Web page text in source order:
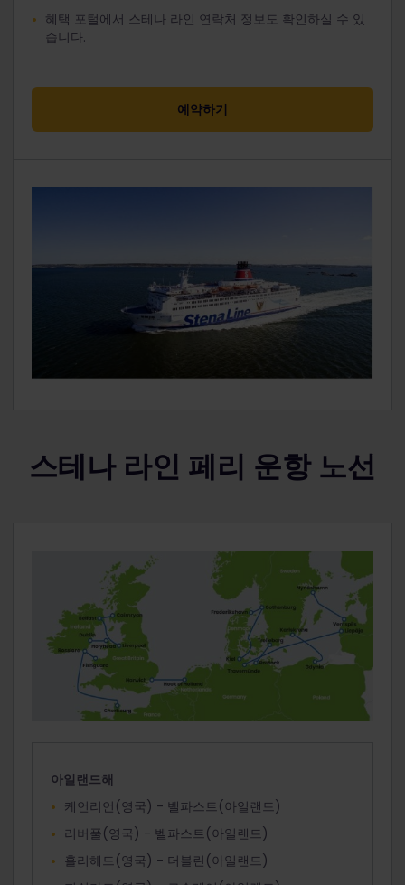
혜택 포털에서 스테나 라인 연락처 정보도 확인하실 수 있
습니다.
예약하기
스테나 라인 페리 운항 노선
아일랜드해
케언리언(영국) - 벨파스트(아일랜드)
리버풀(영국) - 벨파스트(아일랜드)
홀리헤드(영국) - 더블린(아일랜드)